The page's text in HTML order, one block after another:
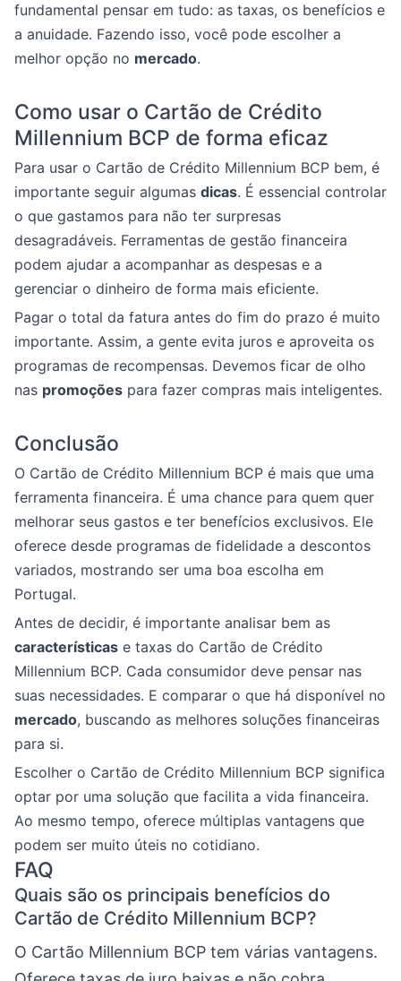
fundamental pensar em tudo: as taxas, os benefícios e
a anuidade. Fazendo isso, você pode escolher a
melhor opção no mercado.
Como usar o Cartão de Crédito
Millennium BCP de forma eficaz
Para usar o Cartão de Crédito Millennium BCP bem, é
importante seguir algumas dicas. É essencial controlar
o que gastamos para não ter surpresas
desagradáveis. Ferramentas de gestão financeira
podem ajudar a acompanhar as despesas e a
gerenciar o dinheiro de forma mais eficiente.
Pagar o total da fatura antes do fim do prazo é muito
importante. Assim, a gente evita juros e aproveita os
programas de recompensas. Devemos ficar de olho
nas promoções para fazer compras mais inteligentes.
Conclusão
O Cartão de Crédito Millennium BCP é mais que uma
ferramenta financeira. É uma chance para quem quer
melhorar seus gastos e ter benefícios exclusivos. Ele
oferece desde programas de fidelidade a descontos
variados, mostrando ser uma boa escolha em
Portugal.
Antes de decidir, é importante analisar bem as
características e taxas do Cartão de Crédito
Millennium BCP. Cada consumidor deve pensar nas
suas necessidades. E comparar o que há disponível no
mercado, buscando as melhores soluções financeiras
para si.
Escolher o Cartão de Crédito Millennium BCP significa
optar por uma solução que facilita a vida financeira.
Ao mesmo tempo, oferece múltiplas vantagens que
podem ser muito úteis no cotidiano.
FAQ
Quais são os principais benefícios do
Cartão de Crédito Millennium BCP?
O Cartão Millennium BCP tem várias vantagens.